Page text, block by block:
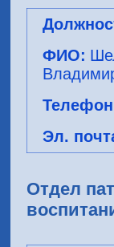
Отдел